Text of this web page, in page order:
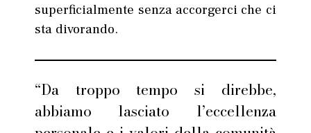
superficialmente senza accorgerci che ci
sta divorando.
“Da troppo tempo si direbbe,
abbiamo lasciato l’eccellenza